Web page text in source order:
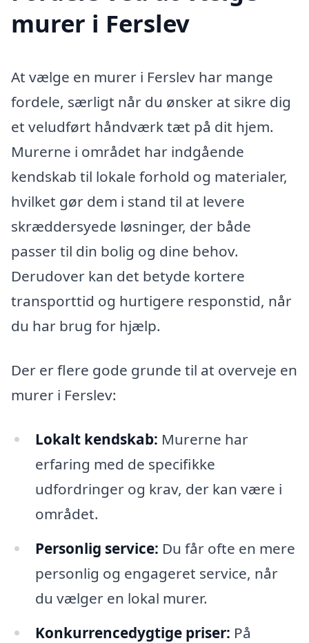
murer i Ferslev
At vælge en murer i Ferslev har mange
fordele, særligt når du ønsker at sikre dig
et veludført håndværk tæt på dit hjem.
Murerne i området har indgående
kendskab til lokale forhold og materialer,
hvilket gør dem i stand til at levere
skræddersyede løsninger, der både
passer til din bolig og dine behov.
Derudover kan det betyde kortere
transporttid og hurtigere responstid, når
du har brug for hjælp.
Der er flere gode grunde til at overveje en
murer i Ferslev:
Lokalt kendskab: Murerne har
erfaring med de specifikke
udfordringer og krav, der kan være i
området.
Personlig service: Du får ofte en mere
personlig og engageret service, når
du vælger en lokal murer.
Konkurrencedygtige priser: På